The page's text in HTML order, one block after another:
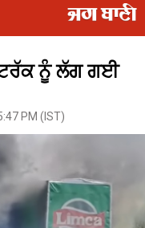
ਟਰੱਕ ਨੂੰ ਲੱਗ ਗਈ
PM (IST)